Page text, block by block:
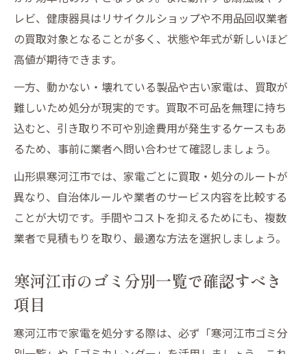
レビ、健康器具はリサイクルショップや不用品回収業者
の買取対象となることが多く、状態や年式が新しいほど
高値が期待できます。
一方、動かない・壊れている製品や古い家電は、買取が
難しいため処分が現実的です。買取不可品を無理に持ち
込むと、引き取り不可や別途費用が発生するケースもあ
るため、事前に業者へ問い合わせて確認しましょう。
山形県寒河江市では、家電ごとに買取・処分のルートが
異なり、自治体ルールや業者のサービス内容を比較する
ことが大切です。手間やコストを抑えるためにも、複数
業者で見積もりを取り、最適な方法を選択しましょう。
寒河江市のゴミ分別一覧で確認すべき
項目
寒河江市で家電を処分する際は、必ず「寒河江市ゴミ分